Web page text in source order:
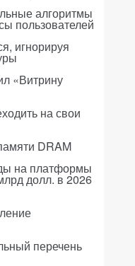
алгоритмы
пользователей
игнорируя
«Витрину
на свои
DRAM
на платформы
долл. в 2026
перечень